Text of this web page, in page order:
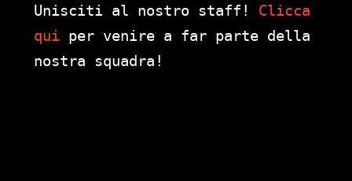
Unisciti al nostro staff! Clicca
qui per venire a far parte della
nostra squadra!